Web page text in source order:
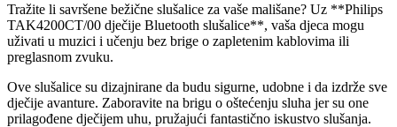
Tražite li savršene bežične slušalice za vaše mališane? Uz **Philips
TAK4200CT/00 dječije Bluetooth slušalice**, vaša djeca mogu
uživati u muzici i učenju bez brige o zapletenim kablovima ili
preglasnom zvuku.
Ove slušalice su dizajnirane da budu sigurne, udobne i da izdrže sve
dječije avanture. Zaboravite na brigu o oštećenju sluha jer su one
prilagođene dječijem uhu, pružajući fantastično iskustvo slušanja.